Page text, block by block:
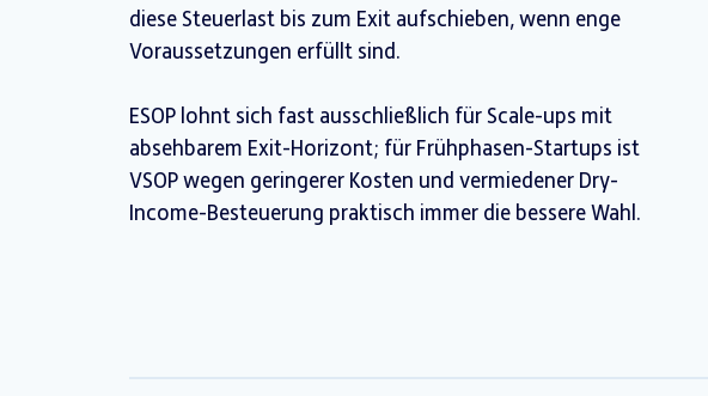
diese Steuerlast bis zum Exit aufschieben, wenn enge
Voraussetzungen erfüllt sind.
ESOP lohnt sich fast ausschließlich für Scale-ups mit
absehbarem Exit-Horizont; für Frühphasen-Startups ist
VSOP wegen geringerer Kosten und vermiedener Dry-
Income-Besteuerung praktisch immer die bessere Wahl.